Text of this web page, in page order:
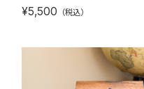
¥5,500 （税込）